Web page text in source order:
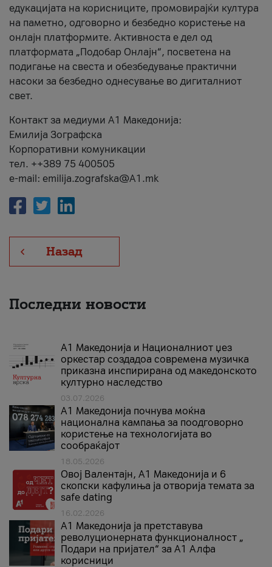
едукацијата на корисниците, промовирајќи култура
на паметно, одговорно и безбедно користење на
онлајн платформите. Активноста е дел од
платформата „Подобар Онлајн“, посветена на
подигање на свеста и обезбедување практични
насоки за безбедно однесување во дигиталниот
свет.
Контакт за медиуми А1 Македонија:
Емилија Зографска
Корпоративни комуникации
тел. ++389 75 400505
e-mail: emilija.zografska@A1.mk
Назад
Последни новости
А1 Македонија и Националниот џез
оркестар создадоа современа музичка
приказна инспирирана од македонското
културно наследство
03.07.2026
A1 Македонија почнува моќна
национална кампања за поодговорно
користење на технологијата во
сообраќајот
18.05.2026
Овој Валентајн, A1 Македонија и 6
скопски кафулиња ја отворија темата за
safe dating
16.02.2026
А1 Македонија ја претставува
револуционерната функционалност „
Подари на пријател“ за А1 Алфа
корисници